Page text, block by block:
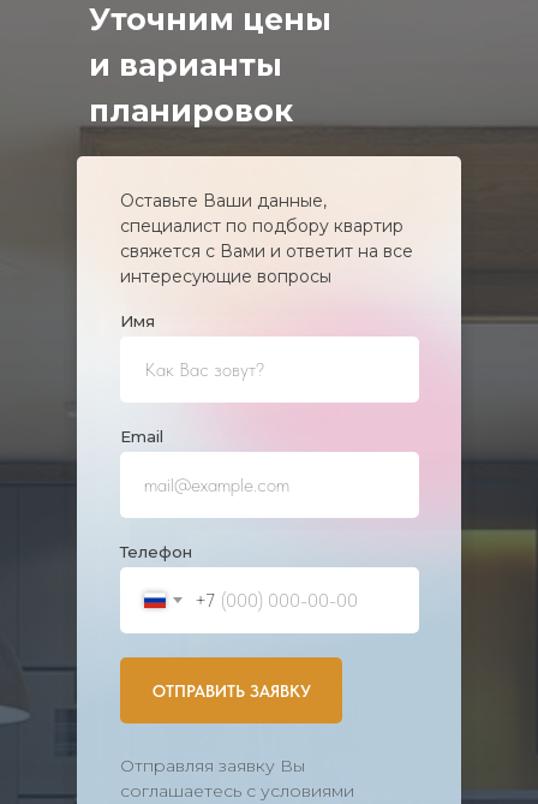
Уточним цены
и варианты
планировок
Имя
Еmail
Телефон
+7
ОТПРАВИТЬ ЗАЯВКУ
Оставьте Ваши данные,
специалист по подбору квартир
свяжется с Вами и ответит на все
интересующие вопросы
Отправляя заявку Вы
соглашаетесь с условиями